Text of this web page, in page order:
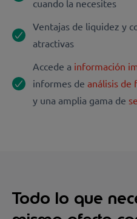
cuando la necesites
Ventajas de liquidez y
atractivas
Accede a información
informes de análisis de
y una amplia gama de
Todo lo que